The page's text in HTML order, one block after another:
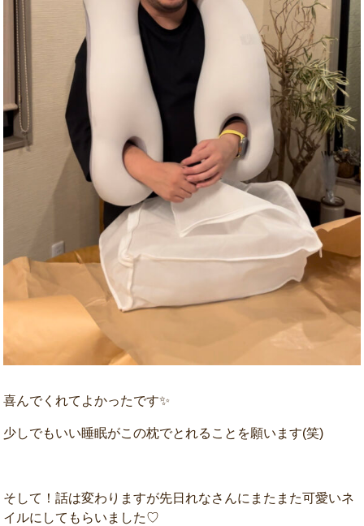
喜んでくれてよかったです✨
少しでもいい睡眠がこの枕でとれることを願います(笑)
そして！話は変わりますが先日れなさんにまたまた可愛いネ
イルにしてもらいました♡